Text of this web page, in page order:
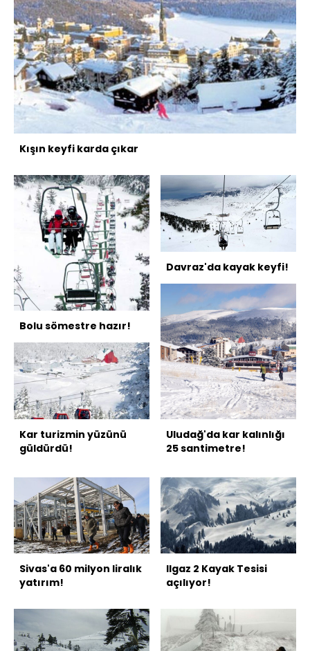
Kışın keyfi karda çıkar
Bolu sömestre hazır!
Kar turizmin yüzünü
güldürdü!
Davraz'da kayak keyfi!
Uludağ'da kar kalınlığı
25 santimetre!
Sivas'a 60 milyon liralık
yatırım!
Ilgaz 2 Kayak Tesisi
açılıyor!